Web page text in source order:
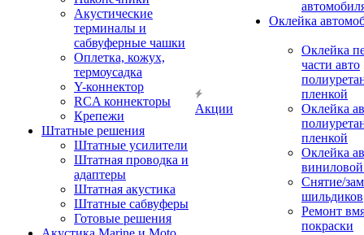
Акустические
терминалы и
сабвуферные чашки
Оплетка, кожух,
термоусадка
Y-коннектор
RCA коннекторы
Крепежи
Штатные решения
Штатные усилители
Штатная проводка и
адаптеры
Штатная акустика
Штатные сабвуферы
Готовые решения
Акции
Оклейка
Оклейка
части авто
пленкой
Оклейка
пленкой
Оклейка
Снятие/
шильдиков
Ремонт
покраски